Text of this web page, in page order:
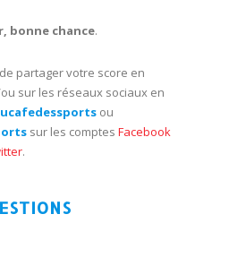
bonne chance.
partager votre score en
sur les réseaux sociaux en
ou
sur les comptes Facebook
.